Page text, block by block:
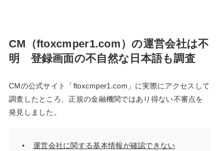
CM（ftoxcmper1.com）の運営会社は不
明 登録画面の不自然な日本語も調査
CMの公式サイト「ftoxcmper1.com」に実際にアクセスして
調査したところ、正規の金融機関ではあり得ない不審点を
発見しました。
運営会社に関する基本情報が確認できない